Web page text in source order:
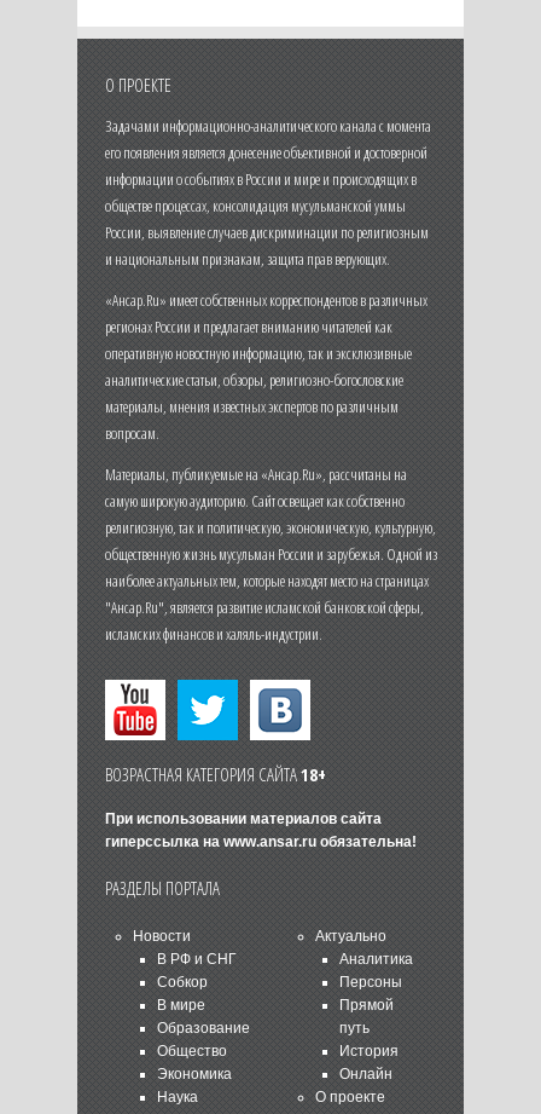
О ПРОЕКТЕ
Задачами информационно-аналитического канала с момента
его появления является донесение объективной и достоверной
информации о событиях в России и мире и происходящих в
обществе процессах, консолидация мусульманской уммы
России, выявление случаев дискриминации по религиозным
и национальным признакам, защита прав верующих.
«Ансар.Ru» имеет собственных корреспондентов в различных
регионах России и предлагает вниманию читателей как
оперативную новостную информацию, так и эксклюзивные
аналитические статьи, обзоры, религиозно-богословские
материалы, мнения известных экспертов по различным
вопросам.
Материалы, публикуемые на «Ансар.Ru», рассчитаны на
самую широкую аудиторию. Сайт освещает как собственно
религиозную, так и политическую, экономическую, культурную,
общественную жизнь мусульман России и зарубежья. Одной из
наиболее актуальных тем, которые находят место на страницах
"Ансар.Ru", является развитие исламской банковской сферы,
исламских финансов и халяль-индустрии.
ВОЗРАСТНАЯ КАТЕГОРИЯ САЙТА18+
При использовании материалов сайта
гиперссылка на www.ansar.ruобязательна!
РАЗДЕЛЫ ПОРТАЛА
Новости
В РФ и СНГ
Собкор
В мире
Образование
Общество
Экономика
Наука
Актуально
Аналитика
Персоны
Прямой
путь
История
Онлайн
О проекте